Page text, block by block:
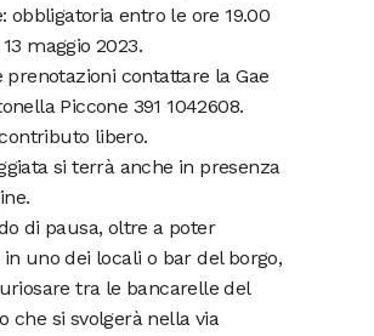
obbligatoria entro le ore 19.00
maggio 2023.
prenotazioni contattare la Gae
Piccone 391 1042608.
libero.
si terrà anche in presenza
di pausa, oltre a poter
uno dei locali o bar del borgo,
tra le bancarelle del
che si svolgerà nella via